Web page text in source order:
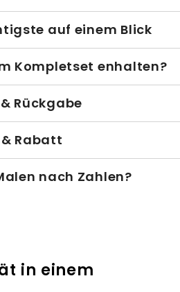
auf einem Blick
Kompletset enhalten?
Rückgabe
Rabatt
nach Zahlen?
in einem